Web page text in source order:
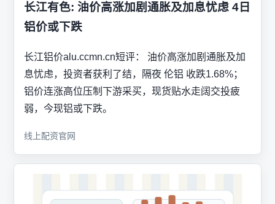
长江有色: 油价高涨加剧通胀及加息忧虑 4日
铝价或下跌
长江铝价alu.ccmn.cn短评： 油价高涨加剧通胀及加
息忧虑，投资者获利了结，隔夜 伦铝 收跌1.68%；
铝价连涨高位压制下游采买，现货贴水走阔交投疲
弱，今现铝或下跌。
线上配资官网